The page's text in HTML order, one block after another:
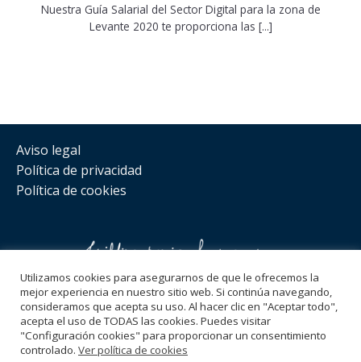
Nuestra Guía Salarial del Sector Digital para la zona de
Levante 2020 te proporciona las [...]
Aviso legal
Política de privacidad
Política de cookies
Síguenos
hola@bogrowth.es
Utilizamos cookies para asegurarnos de que le ofrecemos la
mejor experiencia en nuestro sitio web. Si continúa navegando,
consideramos que acepta su uso. Al hacer clic en "Aceptar todo",
acepta el uso de TODAS las cookies. Puedes visitar
"Configuración cookies" para proporcionar un consentimiento
controlado. Ver política de cookies